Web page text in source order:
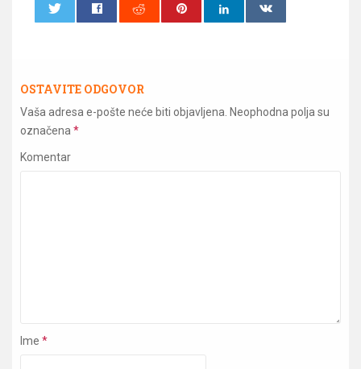
OSTAVITE ODGOVOR
Vaša adresa e-pošte neće biti objavljena. Neophodna polja su
označena *
Komentar
Ime *